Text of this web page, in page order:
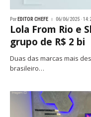
Por EDITOR CHEFE 06/06/2025 ·
Lola From Rio e
grupo de R$ 2 bi
Duas das marcas mais
brasileiro…